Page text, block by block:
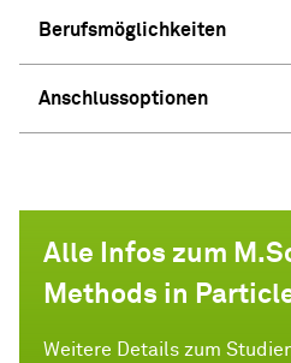
Berufsmöglichkeiten
Anschlussoptionen
Alle Infos zum
Methods in
Weitere Details zum